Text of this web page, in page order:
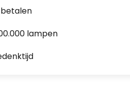
betalen
lampen